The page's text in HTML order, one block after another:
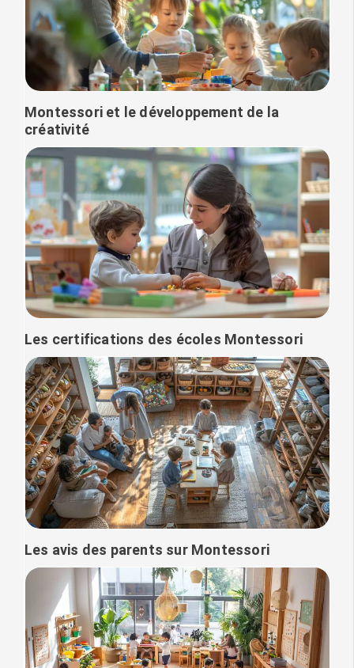
Montessori et le développement de la
créativité
Les certifications des écoles Montessori
Les avis des parents sur Montessori